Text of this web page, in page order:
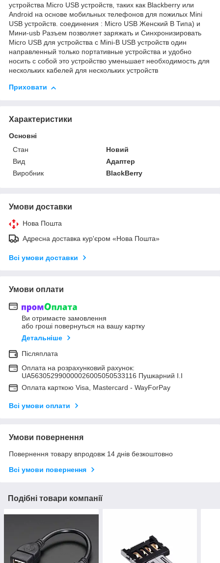
устройства Micro USB устройств, таких как Blackberry или
Android на основе мобильных телефонов для пожилых Mini
USB устройств. соединения : Micro USB Женский B Типа) и
Мини-usb Разъем позволяет заряжать и Синхронизировать
Micro USB для устройства с Mini-B USB устройств один
направленный только портативные устройства и удобно
носить с собой это устройство уменьшает необходимость для
нескольких кабелей для нескольких устройств
Приховати
Характеристики
Основні
Стан
Новий
Вид
Адаптер
Виробник
BlackBerry
Умови доставки
Нова Пошта
Адресна доставка кур'єром «Нова Пошта»
Всі умови доставки
Умови оплати
Ви отримаєте замовлення
або гроші повернуться на вашу картку
Детальніше
Післяплата
Оплата на розрахунковий рахунок:
UA563052990000026005050533116 Пушкарний І.І
Оплата карткою Visa, Mastercard - WayForPay
Всі умови оплати
Умови повернення
Повернення товару впродовж 14 днів безкоштовно
Всі умови повернення
Подібні товари компанії